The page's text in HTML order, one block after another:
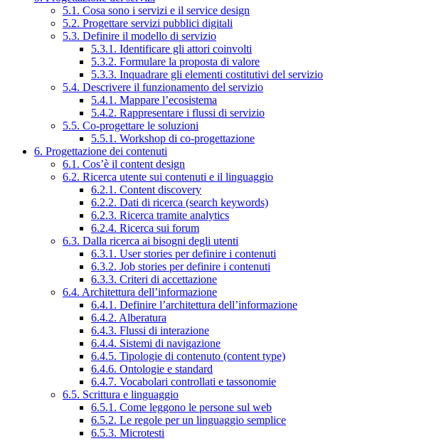
5.1. Cosa sono i servizi e il service design
5.2. Progettare servizi pubblici digitali
5.3. Definire il modello di servizio
5.3.1. Identificare gli attori coinvolti
5.3.2. Formulare la proposta di valore
5.3.3. Inquadrare gli elementi costitutivi del servizio
5.4. Descrivere il funzionamento del servizio
5.4.1. Mappare l’ecosistema
5.4.2. Rappresentare i flussi di servizio
5.5. Co-progettare le soluzioni
5.5.1. Workshop di co-progettazione
6. Progettazione dei contenuti
6.1. Cos’è il content design
6.2. Ricerca utente sui contenuti e il linguaggio
6.2.1. Content discovery
6.2.2. Dati di ricerca (search keywords)
6.2.3. Ricerca tramite analytics
6.2.4. Ricerca sui forum
6.3. Dalla ricerca ai bisogni degli utenti
6.3.1. User stories per definire i contenuti
6.3.2. Job stories per definire i contenuti
6.3.3. Criteri di accettazione
6.4. Architettura dell’informazione
6.4.1. Definire l’architettura dell’informazione
6.4.2. Alberatura
6.4.3. Flussi di interazione
6.4.4. Sistemi di navigazione
6.4.5. Tipologie di contenuto (content type)
6.4.6. Ontologie e standard
6.4.7. Vocabolari controllati e tassonomie
6.5. Scrittura e linguaggio
6.5.1. Come leggono le persone sul web
6.5.2. Le regole per un linguaggio semplice
6.5.3. Microtesti